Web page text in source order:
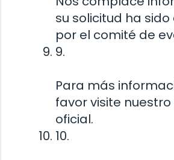
su solicitud ha
por el comité de
9.
Para más
favor visite
oficial.
10.